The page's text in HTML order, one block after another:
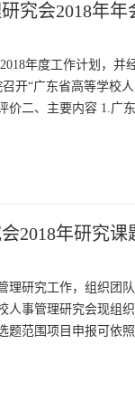
究会2018年年
年度工作计划，并
开“广东省高等学校
价二、主要内容 1.
2018年研究课
理研究工作，组织团
事管理研究会现组
题范围项目申报可